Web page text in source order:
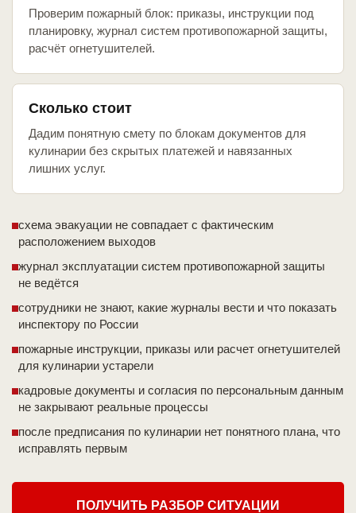
Проверим пожарный блок: приказы, инструкции под
планировку, журнал систем противопожарной защиты,
расчёт огнетушителей.
Сколько стоит
Дадим понятную смету по блокам документов для
кулинарии без скрытых платежей и навязанных
лишних услуг.
схема эвакуации не совпадает с фактическим
расположением выходов
журнал эксплуатации систем противопожарной защиты
не ведётся
сотрудники не знают, какие журналы вести и что показать
инспектору по России
пожарные инструкции, приказы или расчет огнетушителей
для кулинарии устарели
кадровые документы и согласия по персональным данным
не закрывают реальные процессы
после предписания по кулинарии нет понятного плана, что
исправлять первым
ПОЛУЧИТЬ РАЗБОР СИТУАЦИИ